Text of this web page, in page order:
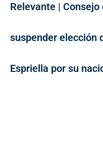
Relevante |
suspender elección
Espriella por su